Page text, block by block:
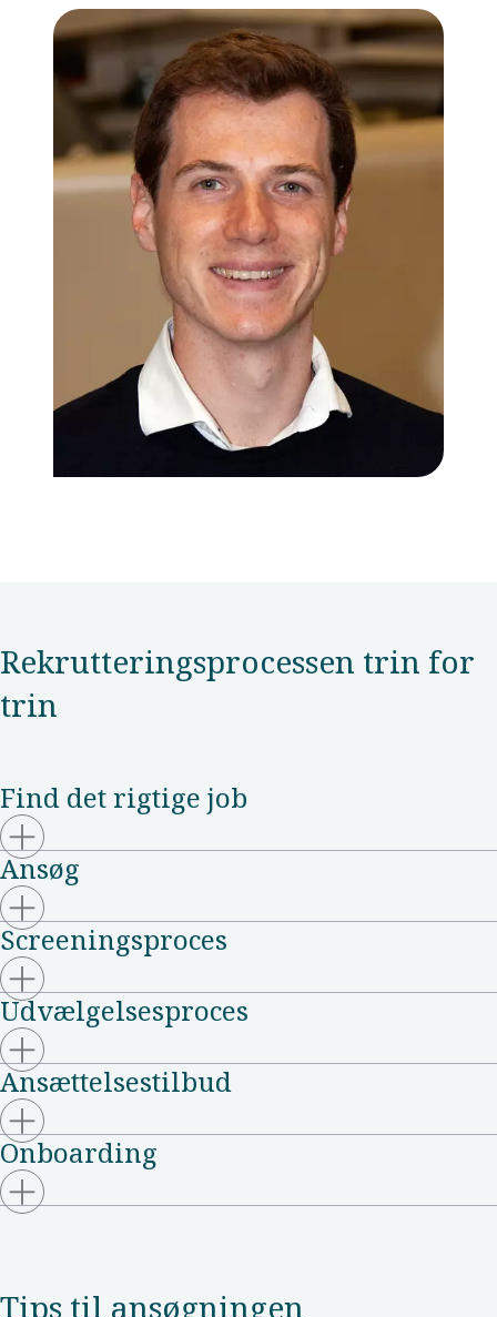
Rekrutteringsprocessen trin for
trin
Find det rigtige job
Ansøg
Screeningsproces
Udvælgelsesproces
Ansættelsestilbud
Onboarding
Tips til ansøgningen